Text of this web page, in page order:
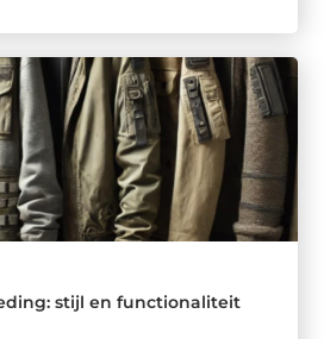
stijl en functionaliteit